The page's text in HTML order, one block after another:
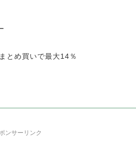
とめ買いで最大14％
ンサーリンク